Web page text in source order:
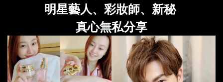
明星藝人、 彩妝師、 新秘
真心無私分享